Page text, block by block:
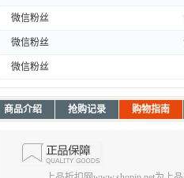
微信粉丝
微信粉丝
微信粉丝
商品介绍 抢购记录 购物指南